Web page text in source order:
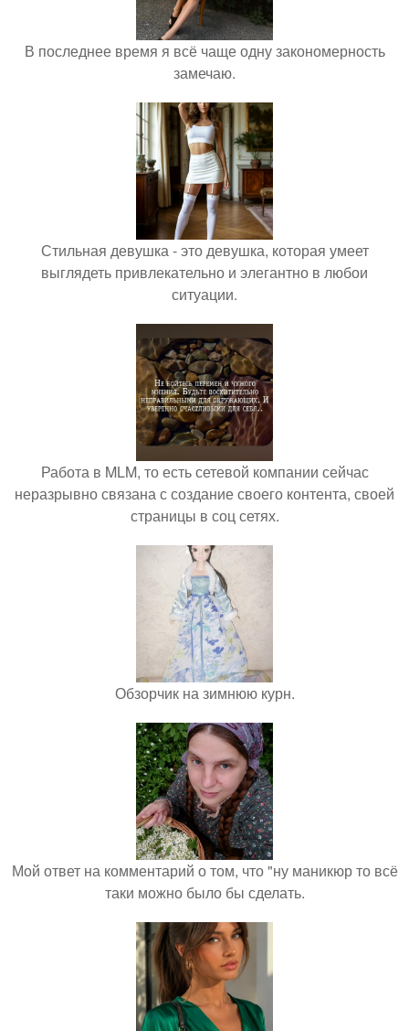
В последнее время я всё чаще одну закономерность
замечаю.
Стильная девушка - это девушка, которая умеет
выглядеть привлекательно и элегантно в любои
ситуации.
Работа в MLM, то есть сетевой компании сейчас
неразрывно связана с создание своего контента, своей
страницы в соц сетях.
Обзорчик на зимнюю курн.
Мой ответ на комментарий о том, что "ну маникюр то всё
таки можно было бы сделать.